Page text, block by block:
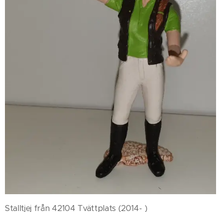
Stalltjej från 42104 Tvättplats (2014- )